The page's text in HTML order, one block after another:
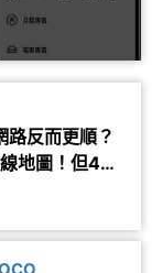
反而更順？
地圖！但4項